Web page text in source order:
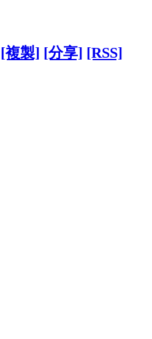
[複製] [分享] [RSS]